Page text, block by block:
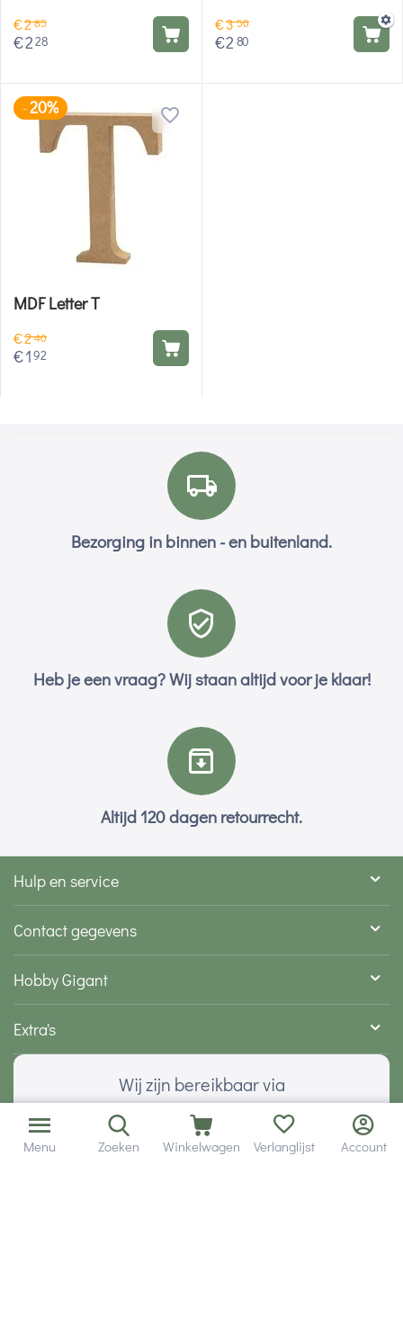
€285
€228
€350
€2 80
-20%
MDF Letter T
€240
€192
Bezorging in binnen - en buitenland.
Heb je een vraag? Wij staan altijd voor je klaar!
Altijd 120 dagen retourrecht.
Hulp en service
Contact gegevens
Hobby Gigant
Extra's
Wij zijn bereikbaar via
Menu Zoeken Winkelwagen Verlanglijst Account